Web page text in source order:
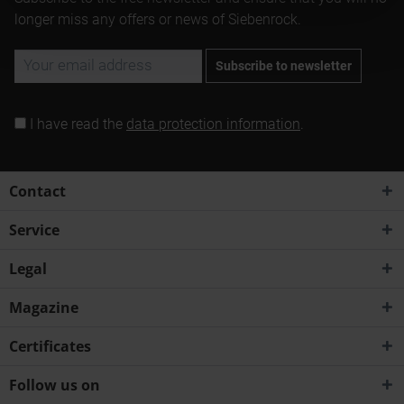
longer miss any offers or news of Siebenrock.
Subscribe to newsletter
I have read the data protection information.
Contact
Service
Legal
Magazine
Certificates
Follow us on